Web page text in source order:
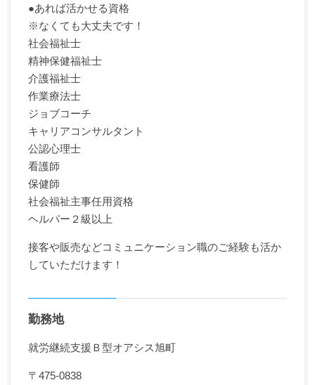
●あれば活かせる資格
※なくても大丈夫です！
社会福祉士
精神保健福祉士
介護福祉士
作業療法士
ジョブコーチ
キャリアコンサルタント
公認心理士
看護師
保健師
社会福祉主事任用資格
ヘルパー２級以上
接客や販売などコミュニケーション職のご経験も活か
していただけます！
勤務地
就労継続支援Ｂ型オアシス旭町
〒475-0838